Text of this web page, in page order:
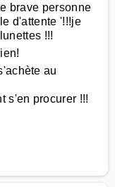
brave personne
d'attente '!!!je
!!!
au
s'en procurer !!!